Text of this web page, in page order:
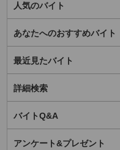
人気のバイト
あなたへのおすすめバイト
最近見たバイト
詳細検索
バイトQ&A
アンケート&プレゼント